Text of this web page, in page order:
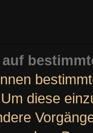
diese